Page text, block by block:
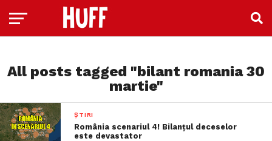
All posts tagged "bilant romania 30
martie"
ȘTIRI
România scenariul 4! Bilanțul deceselor
este devastator